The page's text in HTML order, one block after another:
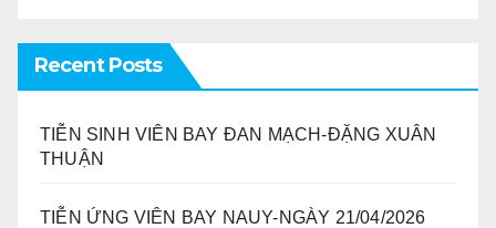
Recent Posts
TIỄN SINH VIÊN BAY ĐAN MẠCH-ĐẶNG XUÂN
THUẬN
TIỄN ỨNG VIÊN BAY NAUY-NGÀY 21/04/2026